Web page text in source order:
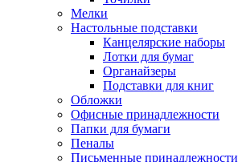
Мелки
Настольные подставки
Канцелярские наборы
Лотки для бумаг
Органайзеры
Подставки для книг
Обложки
Офисные принадлежности
Папки для бумаги
Пеналы
Письменные принадлежности